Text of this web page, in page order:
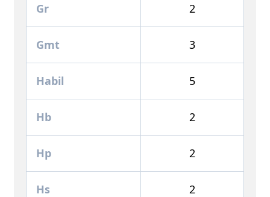
Gr 2
Gmt 3
Habil 5
Hb 2
Hp 2
Hs 2